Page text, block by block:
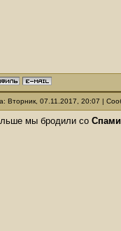
Вторник, 07.11.2017, 20:07 |
мы бродили со